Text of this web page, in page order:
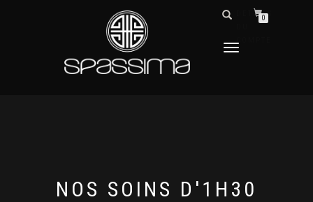
DÉPLIER
DÉTAILS
0
NOS SOINS D'1H30